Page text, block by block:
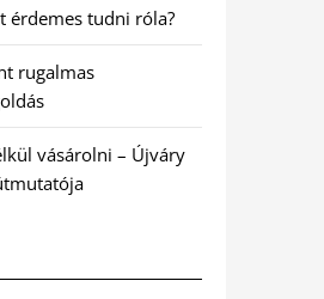
érdemes tudni róla?
rugalmas
vásárolni – Újváry